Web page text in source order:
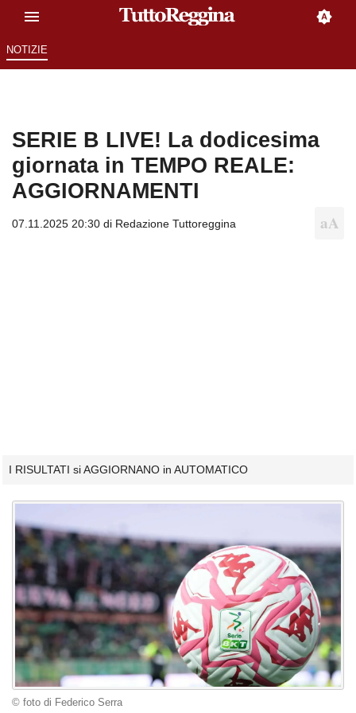
NOTIZIE
SERIE B LIVE! La dodicesima
giornata in TEMPO REALE:
AGGIORNAMENTI
07.11.2025 20:30 di Redazione Tuttoreggina
I RISULTATI si AGGIORNANO in AUTOMATICO
© foto di Federico Serra